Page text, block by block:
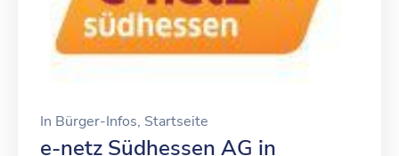
In Bürger-Infos‚ Startseite
e-netz Südhessen AG in